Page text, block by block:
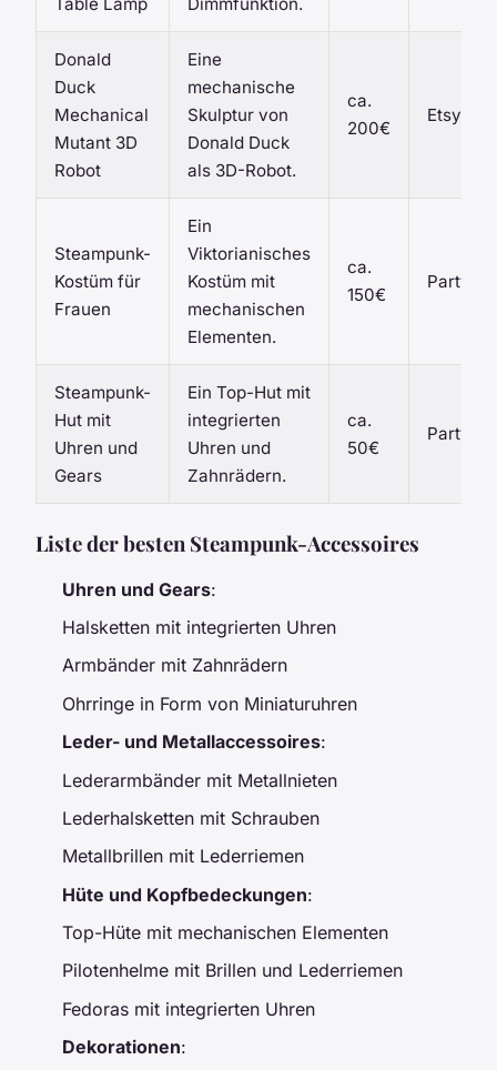
Donald
Duck
Mechanical
Mutant 3D
Robot
Eine
mechanische
Skulptur von
Donald Duck
als 3D-Robot.
ca.
200€
Etsy
Steampunk-
Kostüm für
Frauen
Ein
Viktorianisches
Kostüm mit
mechanischen
Elementen.
ca.
150€
Party
Steampunk-
Hut mit
Uhren und
Gears
Ein Top-Hut mit
integrierten
Uhren und
Zahnrädern.
ca.
50€
Party
Liste der besten Steampunk-Accessoires
Uhren und Gears:
Halsketten mit integrierten Uhren
Armbänder mit Zahnrädern
Ohrringe in Form von Miniaturuhren
Leder- und Metallaccessoires:
Lederarmbänder mit Metallnieten
Lederhalsketten mit Schrauben
Metallbrillen mit Lederriemen
Hüte und Kopfbedeckungen:
Top-Hüte mit mechanischen Elementen
Pilotenhelme mit Brillen und Lederriemen
Fedoras mit integrierten Uhren
Dekorationen: